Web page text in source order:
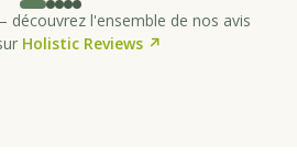
découvrez l'ensemble de nos avis
Holistic Reviews ↗